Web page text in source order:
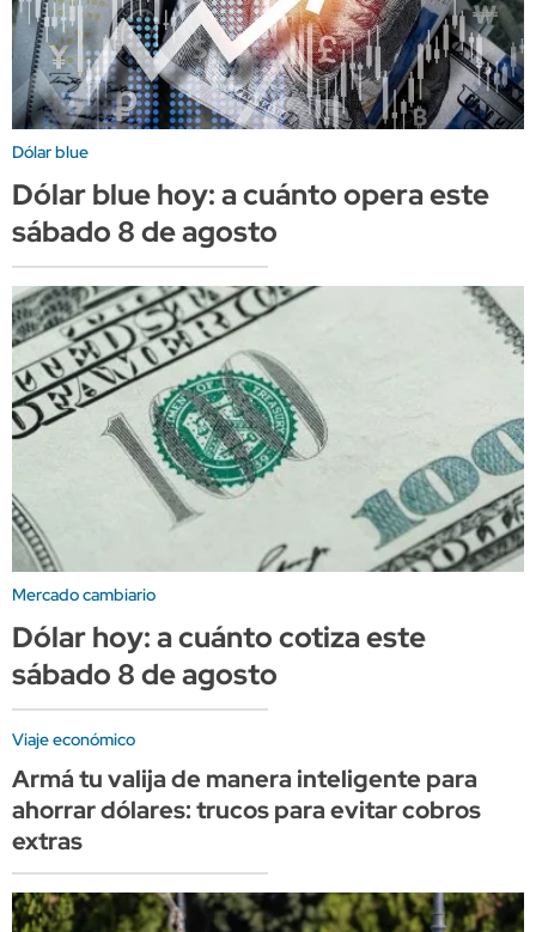
Dólar blue
Dólar blue hoy: a cuánto opera este
sábado 8 de agosto
Mercado cambiario
Dólar hoy: a cuánto cotiza este
sábado 8 de agosto
Viaje económico
Armá tu valija de manera inteligente para
ahorrar dólares: trucos para evitar cobros
extras